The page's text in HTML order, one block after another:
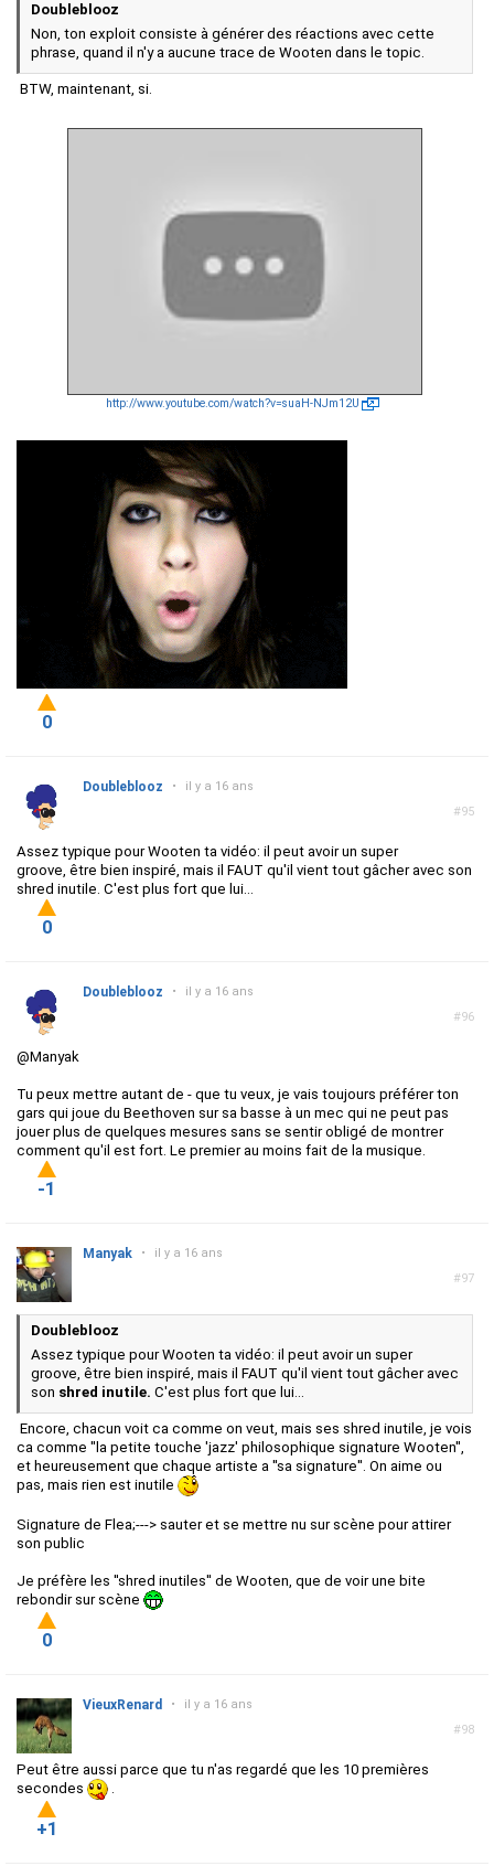
Doubleblooz
Non, ton exploit consiste à générer des réactions avec cette
phrase, quand il n'y a aucune trace de Wooten dans le topic.
BTW, maintenant, si.
http://www.youtube.com/watch?v=suaH-NJm12U
0
#95
Doubleblooz • il y a 16 ans
Assez typique pour Wooten ta vidéo: il peut avoir un super
groove, être bien inspiré, mais il FAUT qu'il vient tout gâcher avec son
shred inutile. C'est plus fort que lui...
0
#96
Doubleblooz • il y a 16 ans
@Manyak
Tu peux mettre autant de - que tu veux, je vais toujours préférer ton
gars qui joue du Beethoven sur sa basse à un mec qui ne peut pas
jouer plus de quelques mesures sans se sentir obligé de montrer
comment qu'il est fort. Le premier au moins fait de la musique.
-1
#97
Manyak • il y a 16 ans
Doubleblooz
Assez typique pour Wooten ta vidéo: il peut avoir un super
groove, être bien inspiré, mais il FAUT qu'il vient tout gâcher avec
son shred inutile. C'est plus fort que lui...
Encore, chacun voit ca comme on veut, mais ses shred inutile, je vois
ca comme ''la petite touche 'jazz' philosophique signature Wooten'',
et heureusement que chaque artiste a ''sa signature''. On aime ou
pas, mais rien est inutile
Signature de Flea;---> sauter et se mettre nu sur scène pour attirer
son public
Je préfère les ''shred inutiles'' de Wooten, que de voir une bite
rebondir sur scène
0
#98
VieuxRenard • il y a 16 ans
Peut être aussi parce que tu n'as regardé que les 10 premières
secondes
.
+1